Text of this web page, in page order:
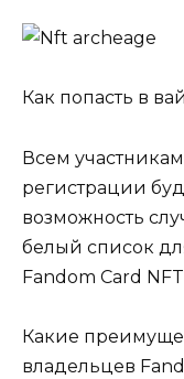
Как попасть в
Всем
регистрации
возможность
белый список
Fandom Card
Какие
владельцев